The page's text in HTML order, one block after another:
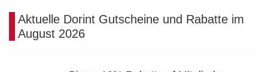
Aktuelle Dorint Gutscheine und Rabatte im
August 2026